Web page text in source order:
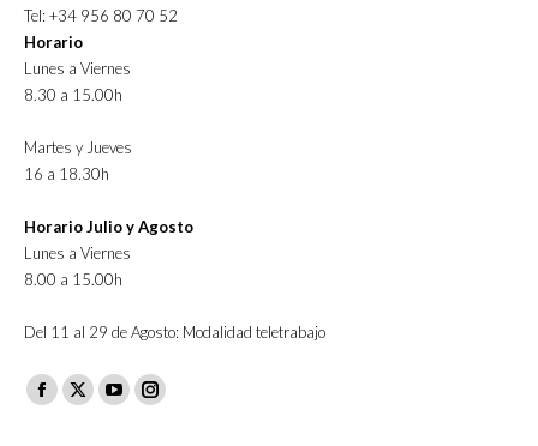
Tel: +34 956 80 70 52
Horario
Lunes a Viernes
8.30 a 15.00h
Martes y Jueves
16 a 18.30h
Horario Julio y Agosto
Lunes a Viernes
8.00 a 15.00h
Del 11 al 29 de Agosto: Modalidad teletrabajo
Facebook
X
YouTubeInstagram